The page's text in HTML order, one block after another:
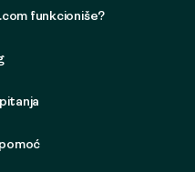
funkcioniše?